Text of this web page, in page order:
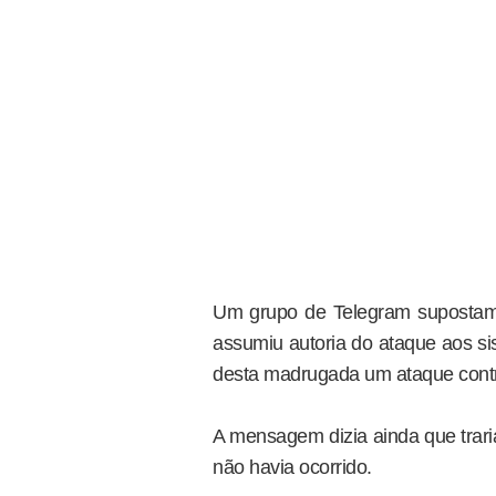
Um grupo de Telegram
assumiu autoria do ataque aos
desta madrugada um ataque
A mensagem dizia ainda que
não havia ocorrido.